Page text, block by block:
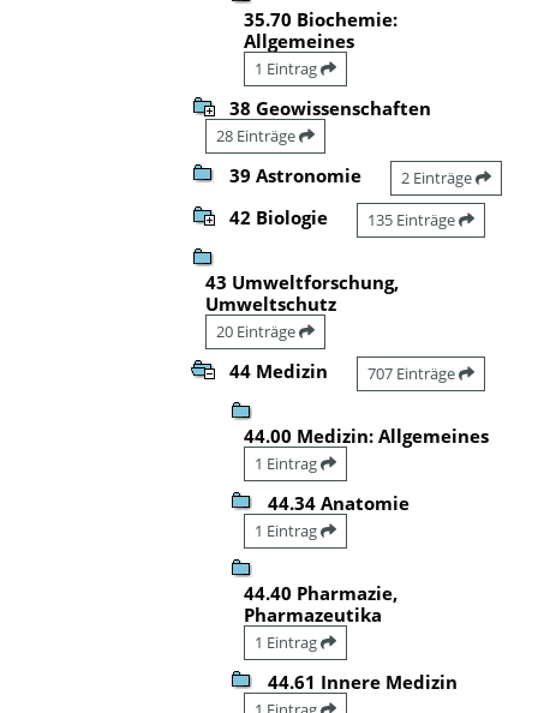
35.70 Biochemie:
Allgemeines
1 Eintrag
38 Geowissenschaften
28 Einträge
39 Astronomie 2 Einträge
42 Biologie 135 Einträge
43 Umweltforschung,
Umweltschutz
20 Einträge
44 Medizin 707 Einträge
44.00 Medizin: Allgemeines
1 Eintrag
44.34 Anatomie
1 Eintrag
44.40 Pharmazie,
Pharmazeutika
1 Eintrag
44.61 Innere Medizin